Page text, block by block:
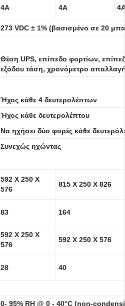
4A 4A
273 VDC ± 1% (βασισμένο σε 20
Θέση UPS, επίπεδο φορτίων,
εξόδου τάση, χρονόμετρο
Ήχος κάθε 4 δευτερολέπτων
Ήχος κάθε δευτερολέπτου
Να ηχήσει δύο φορές κάθε
Συνεχώς ηχώντας
592 X 250 X
576
815 X 250 X 826
83 164
592 X 250 X
576
592 X 250 X 576
28 40
0- 95% RH @ 0 - 40°C (non-